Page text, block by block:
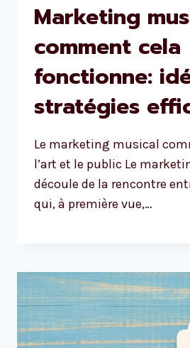
Marketing
comment cela
fonctionne:
stratégies
Le marketing musical
l’art et le public Le
découle de la rencontre
qui, à première vue,…